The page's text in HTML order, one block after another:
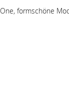
formschöne